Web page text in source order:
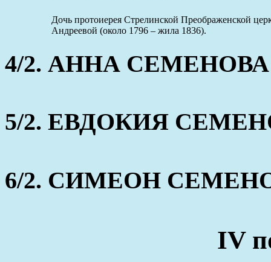
Дочь протоиерея Стрелинской Преображенской
Андреевой (около 1796 – жила 1836).
4/2. АННА СЕМЕНОВА
5/2. ЕВДОКИЯ
6/2. СИМЕОН СЕМЕНОВ
IV